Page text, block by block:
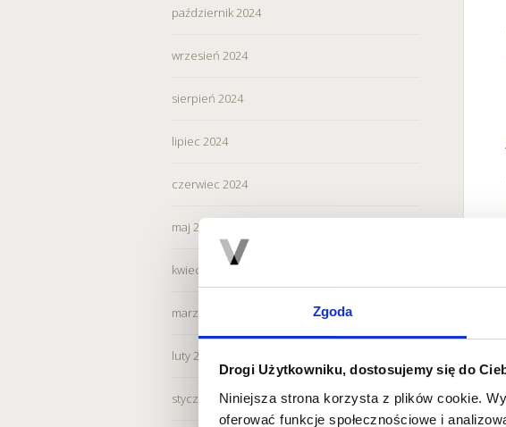
Zgoda
Drogi Użytkowniku, dostosujemy się do
Niniejsza strona korzysta z plików cookie.
oferować funkcje społecznościowe i
październik 2024
wrzesień 2024
sierpień 2024
lipiec 2024
czerwiec 2024
maj 2024
kwiecień 2024
marzec 2024
luty 2024
styczeń 2024